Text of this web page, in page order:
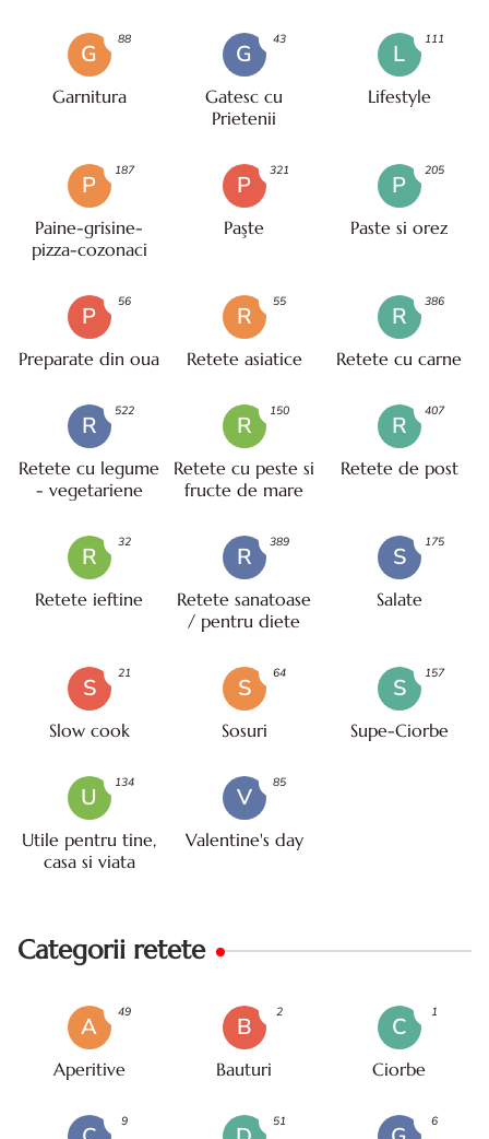
G
Garnitura
88
G
Gatesc cu
Prietenii
43
L
Lifestyle
111
P
Paine-grisine-
pizza-cozonaci
187
P
Paşte
321
P
Paste si orez
205
P
Preparate din oua
56
R
Retete asiatice
55
R
Retete cu carne
386
R
Retete cu legume
- vegetariene
522
R
Retete cu peste si
fructe de mare
150
R
Retete de post
407
R
Retete ieftine
32
R
Retete sanatoase
/ pentru diete
389
S
Salate
175
S
Slow cook
21
S
Sosuri
64
S
Supe-Ciorbe
157
U
Utile pentru tine,
casa si viata
134
V
Valentine's day
85
Categorii retete
A
Aperitive
49
B
Bauturi
2
C
Ciorbe
1
9 51 6